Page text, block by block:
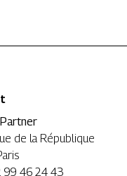
de la République
99 46 24 43